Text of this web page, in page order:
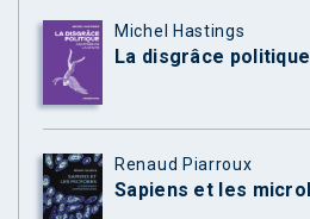
Michel Hastings
La disgrâce politique
Renaud Piarroux
Sapiens et les